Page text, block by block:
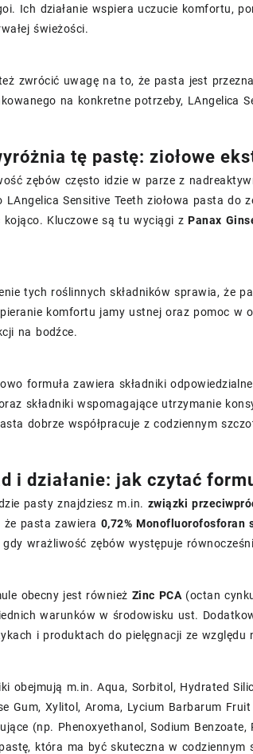
Ich działanie wspiera uczucie komfortu,
świeżości.
zwrócić uwagę na to, że pasta jest
na konkretne potrzeby, LAngelica
tę pastę: ziołowe
zębów często idzie w parze z
LAngelica Sensitive Teeth ziołowa pasta do
kojąco. Kluczowe są tu wyciągi zPanax
tych roślinnych składników sprawia, że
komfortu jamy ustnej oraz pomoc w
na bodźce.
formuła zawiera składniki
składniki wspomagające utrzymanie
dobrze współpracuje z codziennym
i działanie: jak czytać
pasty znajdziesz m.in. związki
że pasta zawiera 0,72% Monofluorofosforan
gdy wrażliwość zębów występuje
obecny jest również Zinc PCA (octan
warunków w środowisku ust.
i produktach do pielęgnacji ze względu
obejmują m.in. Aqua, Sorbitol, Hydrated
Gum, Xylitol, Aroma, Lycium Barbarum
(np. Phenoxyethanol, Sodium
która ma być skuteczna w codziennym